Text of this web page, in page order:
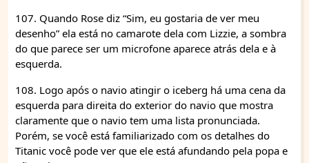
107. Quando Rose diz “Sim, eu gostaria de ver meu
desenho” ela está no camarote dela com Lizzie, a sombra
do que parece ser um microfone aparece atrás dela e à
esquerda.
108. Logo após o navio atingir o iceberg há uma cena da
esquerda para direita do exterior do navio que mostra
claramente que o navio tem uma lista pronunciada.
Porém, se você está familiarizado com os detalhes do
Titanic você pode ver que ele está afundando pela popa e